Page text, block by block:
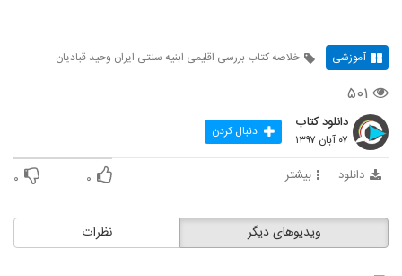
آموزشی خلاصه کتاب بررسی اقلیمی ابنیه سنتی ایران وحید قبادیان
۵۰۱
دانلود کتاب
۰۷ آبان ۱۳۹۷ دنبال کردن
دانلود بیشتر ۰ ۰
نظرات ویدیوهای دیگر